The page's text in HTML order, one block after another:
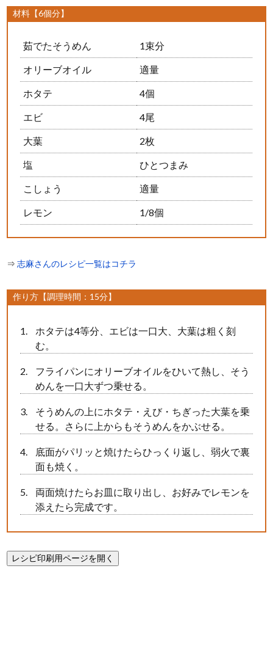
材料【6個分】
茹でたそうめん 1束分
オリーブオイル 適量
ホタテ 4個
エビ 4尾
大葉 2枚
塩 ひとつまみ
こしょう 適量
レモン 1/8個
⇒志麻さんのレシピ一覧はコチラ
作り方【調理時間：15分】
ホタテは4等分、エビは一口大、大葉は粗く刻
む。
フライパンにオリーブオイルをひいて熱し、そう
めんを一口大ずつ乗せる。
そうめんの上にホタテ・えび・ちぎった大葉を乗
せる。さらに上からもそうめんをかぶせる。
底面がパリッと焼けたらひっくり返し、弱火で裏
面も焼く。
両面焼けたらお皿に取り出し、お好みでレモンを
添えたら完成です。